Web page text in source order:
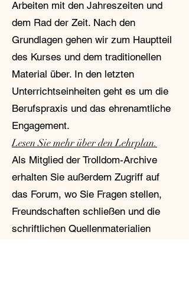
Arbeiten mit den Jahreszeiten und
dem Rad der Zeit. Nach den
Grundlagen gehen wir zum Hauptteil
des Kurses und dem traditionellen
Material über. In den letzten
Unterrichtseinheiten geht es um die
Berufspraxis und das ehrenamtliche
Engagement.
Lesen Sie mehr über den Lehrplan.
Als Mitglied der Trolldom-Archive
erhalten Sie außerdem Zugriff auf
das Forum, wo Sie Fragen stellen,
Freundschaften schließen und die
schriftlichen Quellenmaterialien